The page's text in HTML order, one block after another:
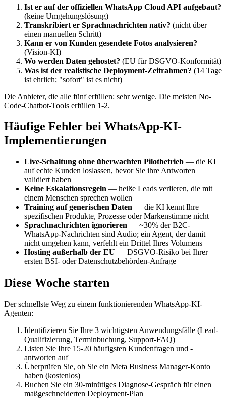
Ist er auf der offiziellen WhatsApp Cloud API aufgebaut?
(keine Umgehungslösung)
Transkribiert er Sprachnachrichten nativ? (nicht über
einen manuellen Schritt)
Kann er von Kunden gesendete Fotos analysieren?
(Vision-KI)
Wo werden Daten gehostet? (EU für DSGVO-Konformität)
Was ist der realistische Deployment-Zeitrahmen? (14 Tage
ist ehrlich; "sofort" ist es nicht)
Die Anbieter, die alle fünf erfüllen: sehr wenige. Die meisten No-
Code-Chatbot-Tools erfüllen 1-2.
Häufige Fehler bei WhatsApp-KI-
Implementierungen
Live-Schaltung ohne überwachten Pilotbetrieb — die KI
auf echte Kunden loslassen, bevor Sie ihre Antworten
validiert haben
Keine Eskalationsregeln — heiße Leads verlieren, die mit
einem Menschen sprechen wollen
Training auf generischen Daten — die KI kennt Ihre
spezifischen Produkte, Prozesse oder Markenstimme nicht
Sprachnachrichten ignorieren — ~30% der B2C-
WhatsApp-Nachrichten sind Audio; ein Agent, der damit
nicht umgehen kann, verfehlt ein Drittel Ihres Volumens
Hosting außerhalb der EU — DSGVO-Risiko bei Ihrer
ersten BSI- oder Datenschutzbehörden-Anfrage
Diese Woche starten
Der schnellste Weg zu einem funktionierenden WhatsApp-KI-
Agenten:
Identifizieren Sie Ihre 3 wichtigsten Anwendungsfälle (Lead-
Qualifizierung, Terminbuchung, Support-FAQ)
Listen Sie Ihre 15-20 häufigsten Kundenfragen und -
antworten auf
Überprüfen Sie, ob Sie ein Meta Business Manager-Konto
haben (kostenlos)
Buchen Sie ein 30-minütiges Diagnose-Gespräch für einen
maßgeschneiderten Deployment-Plan